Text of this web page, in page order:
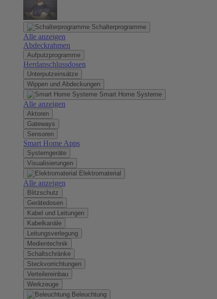
Schalterprogramme
Alle anzeigen
Abdeckrahmen
Aufputzprogramme
Herdanschlussdosen
Unterputzeinsätze
Wippen und Abdeckungen
Smart Home Systeme
Alle anzeigen
Aktoren
Gateways
Sensoren
Smart Home Apps
Systemgeräte
Visualisierungen
Elektromaterial
Alle anzeigen
Blitzschutz
Gerätedosen
Kabel und Leitungen
Kabelkanäle
Leitungsverlegung
Medientechnik
Schaltschränke
Steckvorrichtungen
Verteilereinbau
Werkzeuge
Beleuchtung